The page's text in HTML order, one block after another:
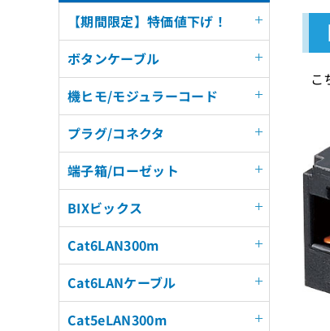
こ
【期間限定】特価値下げ！
ボタンケーブル
機ヒモ/モジュラーコード
プラグ/コネクタ
端子箱/ローゼット
BIXビックス
Cat6LAN300m
Cat6LANケーブル
Cat5eLAN300m